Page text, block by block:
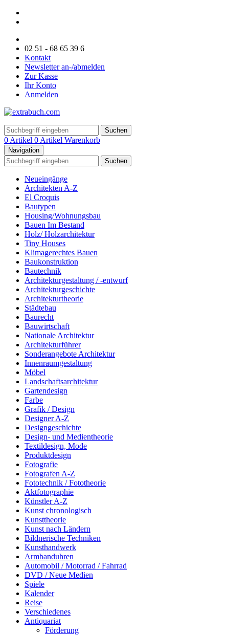
02 51 - 68 65 39 6
Kontakt
Newsletter an-/abmelden
Zur Kasse
Ihr Konto
Anmelden
Suchen
0 Artikel 0 Artikel Warenkorb
Navigation
Suchen
Neueingänge
Architekten A-Z
El Croquis
Bautypen
Housing/Wohnungsbau
Bauen Im Bestand
Holz/ Holzarchitektur
Tiny Houses
Klimagerechtes Bauen
Baukonstruktion
Bautechnik
Architekturgestaltung / -entwurf
Architekturgeschichte
Architekturtheorie
Städtebau
Baurecht
Bauwirtschaft
Nationale Architektur
Architekturführer
Sonderangebote Architektur
Innenraumgestaltung
Möbel
Landschaftsarchitektur
Gartendesign
Farbe
Grafik / Design
Designer A-Z
Designgeschichte
Design- und Medientheorie
Textildesign, Mode
Produktdesign
Fotografie
Fotografen A-Z
Fototechnik / Fototheorie
Aktfotographie
Künstler A-Z
Kunst chronologisch
Kunsttheorie
Kunst nach Ländern
Bildnerische Techniken
Kunsthandwerk
Armbanduhren
Automobil / Motorrad / Fahrrad
DVD / Neue Medien
Spiele
Kalender
Reise
Verschiedenes
Antiquariat
Förderung